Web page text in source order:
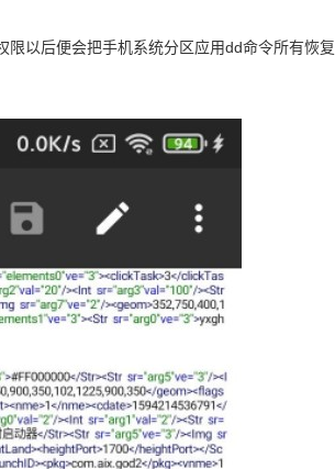
以后便会把手机系统分区应用dd命令所有恢复